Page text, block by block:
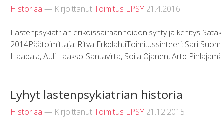
Historiaa — KirjoittanutToimitus LPSY 21.4.2016
Lastenpsykiatrian erikoissairaanhoidon synty ja kehitys
2014Päätoimittaja: Ritva ErkolahtiToimitussihteeri: Sari
Haapala, Auli Laakso-Santavirta, Soila Ojanen, Arto
Lyhyt lastenpsykiatrian historia
Historiaa — KirjoittanutToimitus LPSY 21.12.2015